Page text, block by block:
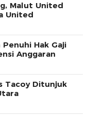
Malut United
United
Hak Gaji
Anggaran
Tacoy Ditunjuk